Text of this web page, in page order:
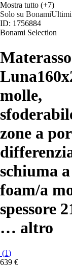
Mostra tutto (+7)
Solo su BonamiUltimi
ID: 1756884
Bonami Selection
Luna
molle,
zone a
schiuma
foam/a
spessore
… altro
(1)
639 €